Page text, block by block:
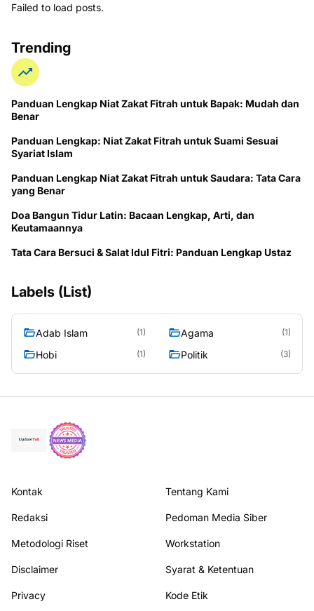
Failed to load posts.
Trending
Panduan Lengkap Niat Zakat Fitrah untuk Bapak: Mudah dan
Benar
Panduan Lengkap: Niat Zakat Fitrah untuk Suami Sesuai
Syariat Islam
Panduan Lengkap Niat Zakat Fitrah untuk Saudara: Tata Cara
yang Benar
Doa Bangun Tidur Latin: Bacaan Lengkap, Arti, dan
Keutamaannya
Tata Cara Bersuci & Salat Idul Fitri: Panduan Lengkap Ustaz
Labels (List)
Adab Islam (1) Agama (1)
Hobi (1) Politik (3)
Kontak Tentang Kami
Redaksi Pedoman Media Siber
Metodologi Riset Workstation
Disclaimer Syarat & Ketentuan
Privacy Kode Etik